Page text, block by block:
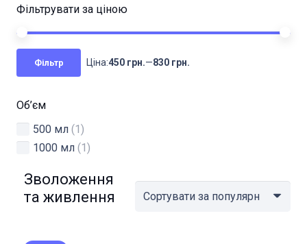
Фільтрувати за ціною
Фільтр Ціна:450 грн.—830 грн.
Об’єм
500 мл (1)
1000 мл (1)
Зволоження
та живлення